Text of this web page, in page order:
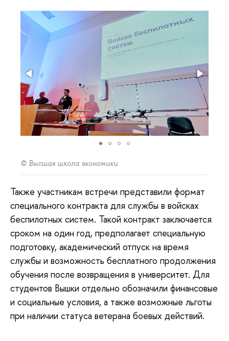
© Высшая школа экономики
Также участникам встречи представили формат
специального контракта для службы в войсках
беспилотных систем. Такой контракт заключается
сроком на один год, предполагает специальную
подготовку, академический отпуск на время
службы и возможность бесплатного продолжения
обучения после возвращения в университет. Для
студентов Вышки отдельно обозначили финансовые
и социальные условия, а также возможные льготы
при наличии статуса ветерана боевых действий.